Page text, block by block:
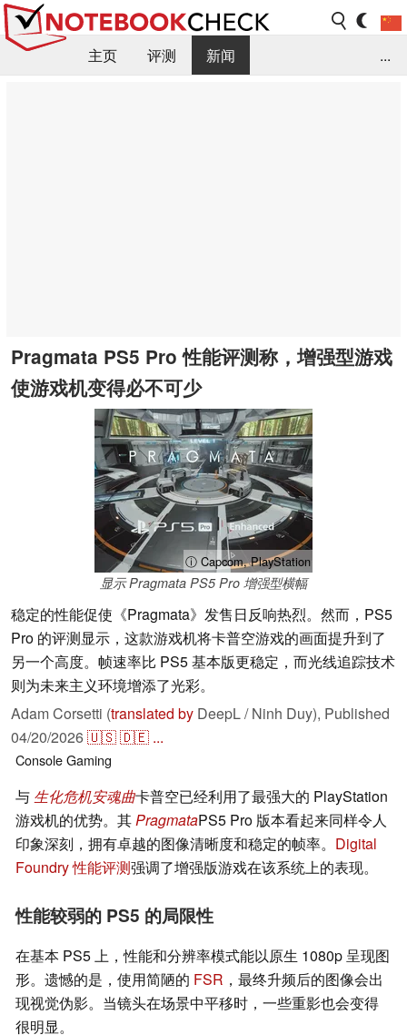
主页 评测
新闻
...
Pragmata PS5 Pro 性能评测称，增强型游戏
使游戏机变得必不可少
ⓘ Capcom, PlayStation
显示 Pragmata PS5 Pro 增强型横幅
稳定的性能促使《Pragmata》发售日反响热烈。然而，PS5
Pro 的评测显示，这款游戏机将卡普空游戏的画面提升到了
另一个高度。帧速率比 PS5 基本版更稳定，而光线追踪技术
则为未来主义环境增添了光彩。
Adam Corsetti (translated by DeepL / Ninh Duy), Published
04/20/2026🇺🇸🇩🇪 ...
ConsoleGaming
与 生化危机安魂曲卡普空已经利用了最强大的 PlayStation
游戏机的优势。其PragmataPS5 Pro 版本看起来同样令人
印象深刻，拥有卓越的图像清晰度和稳定的帧率。 Digital
Foundry 性能评测强调了增强版游戏在该系统上的表现。
性能较弱的 PS5 的局限性
在基本 PS5 上，性能和分辨率模式能以原生 1080p 呈现图
形。遗憾的是，使用简陋的 FSR ，最终升频后的图像会出
现视觉伪影。当镜头在场景中平移时，一些重影也会变得
很明显。